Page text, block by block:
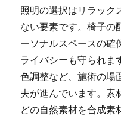
照明の選択はリラック
ない要素です。椅子の
ーソナルスペースの確
ライバシーも守られま
色調整など、施術の場
夫が進んでいます。素
どの自然素材を合成素